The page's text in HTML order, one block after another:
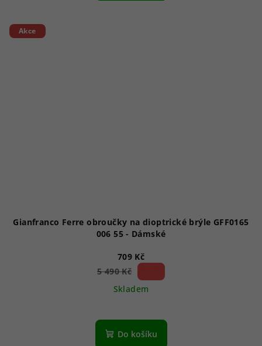
Akce
Gianfranco Ferre obroučky na dioptrické brýle GFF0165
006 55 - Dámské
709 Kč
5 490 Kč
Skladem
Do košíku